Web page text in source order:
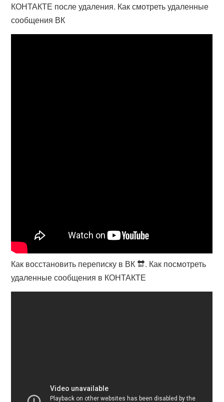
КОНТАКТЕ после удаления. Как смотреть удаленные
сообщения ВК
Как восстановить переписку в ВК 🔛. Как посмотреть
удаленные сообщения в КОНТАКТЕ